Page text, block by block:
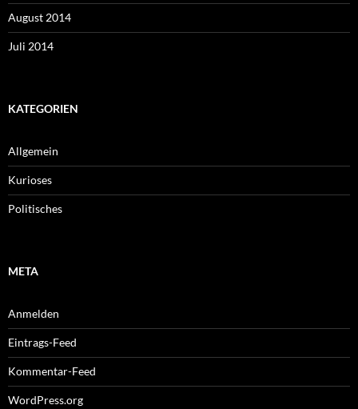
August 2014
Juli 2014
KATEGORIEN
Allgemein
Kurioses
Politisches
META
Anmelden
Eintrags-Feed
Kommentar-Feed
WordPress.org